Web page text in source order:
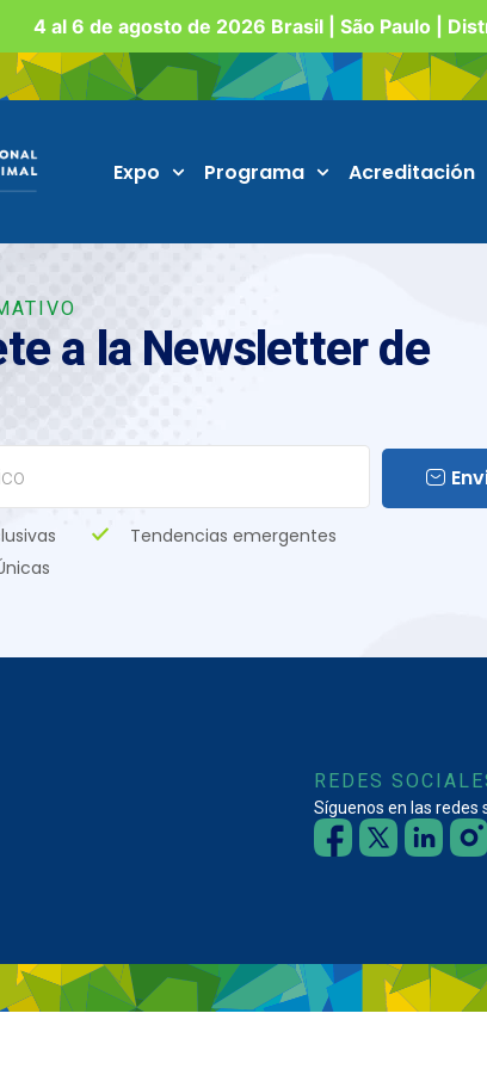
4 al 6 de agosto de 2026 Brasil | São Paulo |
Expo Programa Acreditación
a la Newsletter de
Tendencias emergentes
REDES
Síguenos en las redes